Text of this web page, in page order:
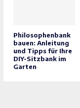
Philosophenbank
bauen: Anleitung
und Tipps für Ihre
DIY-Sitzbank im
Garten